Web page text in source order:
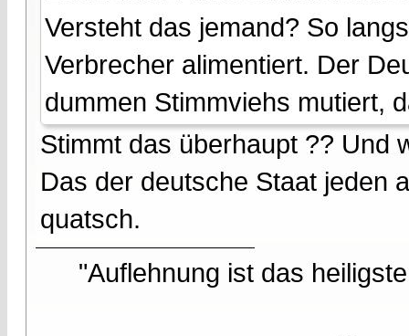
Versteht das jemand? So
Verbrecher alimentiert. Der
dummen Stimmviehs mutiert,
Stimmt das überhaupt ?? Und
Das der deutsche Staat jeden
quatsch.
"Auflehnung ist das